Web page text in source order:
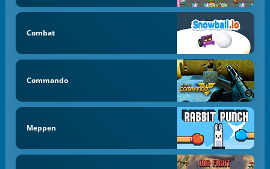
Combat
Commando
Meppen